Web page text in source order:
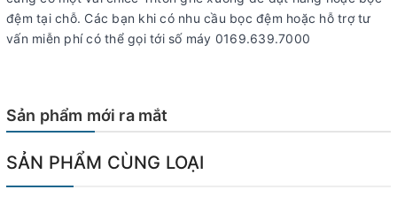
đệm tại chỗ. Các bạn khi có nhu cầu bọc đệm hoặc hỗ trợ tư
vấn miễn phí có thể gọi tới số máy 0169.639.7000
Sản phẩm mới ra mắt
SẢN PHẨM CÙNG LOẠI